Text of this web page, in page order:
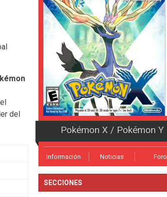
del
Pokémon X / Pokémon Y
Información Noticias Foro
SECCIONES